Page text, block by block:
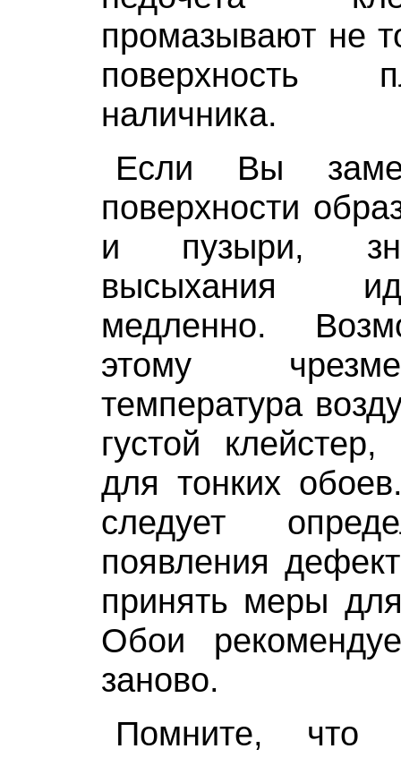
промазывают не
поверхность
наличника.
Если Вы
поверхности
и пузыри,
высыхания
медленно.
этому
температура
густой клейстер,
для тонких
следует
появления
принять меры
Обои
заново.
Помните, что